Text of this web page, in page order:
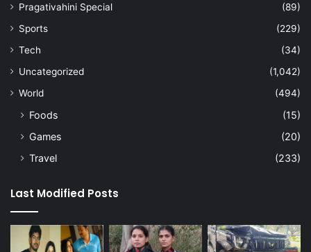
Pragativahini Special
(89)
Sports
(229)
Tech
(34)
Uncategorized
(1,042)
World
(494)
Foods
(15)
Games
(20)
Travel
(233)
Last Modified Posts